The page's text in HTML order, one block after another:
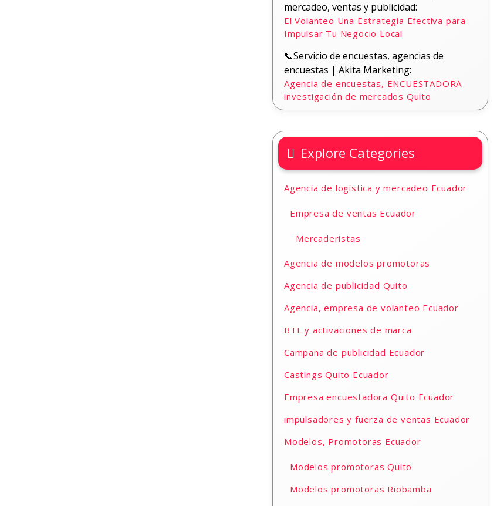
mercadeo, ventas y publicidad:
El Volanteo Una Estrategia Efectiva para
Impulsar Tu Negocio Local
📞Servicio de encuestas, agencias de
encuestas | Akita Marketing:
Agencia de encuestas, ENCUESTADORA
investigación de mercados Quito
Explore Categories
Agencia de logística y mercadeo Ecuador
Empresa de ventas Ecuador
Mercaderistas
Agencia de modelos promotoras
Agencia de publicidad Quito
Agencia, empresa de volanteo Ecuador
BTL y activaciones de marca
Campaña de publicidad Ecuador
Castings Quito Ecuador
Empresa encuestadora Quito Ecuador
impulsadores y fuerza de ventas Ecuador
Modelos, Promotoras Ecuador
Modelos promotoras Quito
Modelos promotoras Riobamba